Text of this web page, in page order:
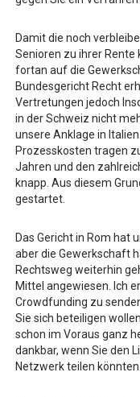
Damit die noch
Senioren zu ihrer Rente
fortan auf die
Bundesgericht Recht
Vertretungen jedoch
in der Schweiz nicht
unsere Anklage in
Prozesskosten tragen
Jahren und den
knapp. Aus diesem
gestartet.
Das Gericht in Rom hat
aber die Gewerkschaft
Rechtsweg weiterhin
Mittel angewiesen. Ich
Crowdfunding zu
Sie sich beteiligen
schon im Voraus ganz
dankbar, wenn Sie den
Netzwerk teilen könnten.